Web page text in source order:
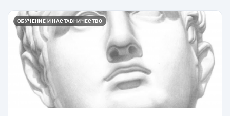
ОБУЧЕНИЕ И НАСТАВНИЧЕСТВО